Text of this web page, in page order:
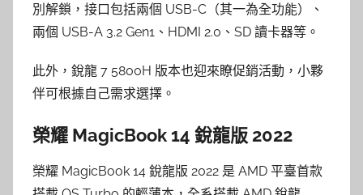
別解鎖，接口包括兩個 USB-C（其一為全功能）、
兩個 USB-A 3.2 Gen1、HDMI 2.0、SD 讀卡器等。
此外，銳龍 7 5800H 版本也迎來瞭促銷活動，小夥
伴可根據自己需求選擇。
榮耀 MagicBook 14 銳龍版 2022
榮耀 MagicBook 14 銳龍版 2022 是 AMD 平臺首款